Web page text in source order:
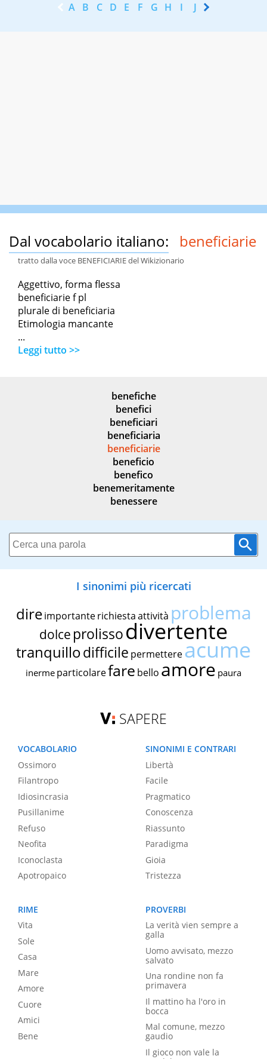
A B C D E F G H I J K
Dal vocabolario italiano: beneficiarie
tratto dalla voce BENEFICIARIE del Wikizionario
Aggettivo, forma flessa
beneficiarie f pl
plurale di beneficiaria
Etimologia mancante
...
Leggi tutto >>
benefiche
benefici
beneficiari
beneficiaria
beneficiarie
beneficio
benefico
benemeritamente
benessere
I sinonimi più ricercati
dire importante richiestaattività problema
dolce prolissodivertente
tranquillodifficile permettereacume
inerme particolarefare bello amore paura
SAPERE
VOCABOLARIO
Ossimoro
Filantropo
Idiosincrasia
Pusillanime
Refuso
Neofita
Iconoclasta
Apotropaico
SINONIMI E CONTRARI
Libertà
Facile
Pragmatico
Conoscenza
Riassunto
Paradigma
Gioia
Tristezza
RIME
Vita
Sole
Casa
Mare
Amore
Cuore
Amici
Bene
PROVERBI
La verità vien sempre a
galla
Uomo avvisato, mezzo
salvato
Una rondine non fa
primavera
Il mattino ha l'oro in
bocca
Mal comune, mezzo
gaudio
Il gioco non vale la